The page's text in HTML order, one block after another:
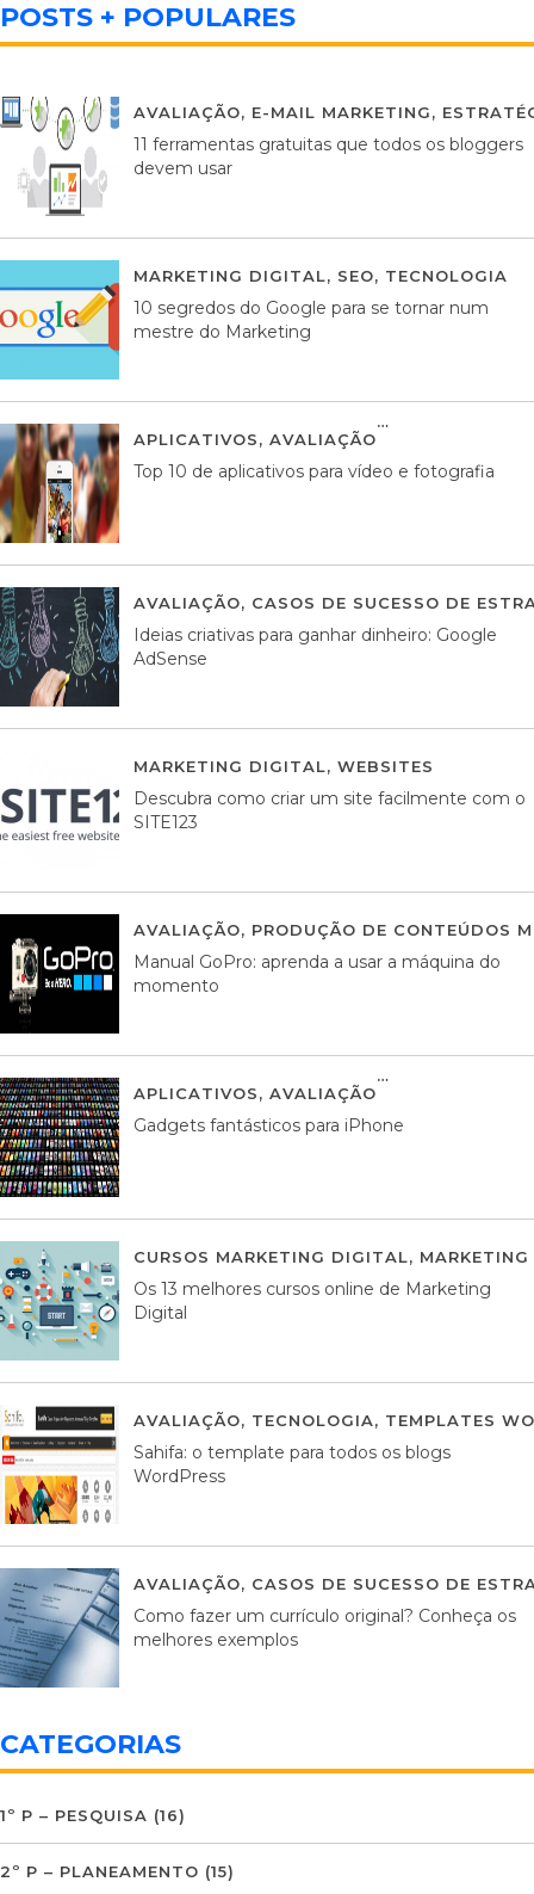
POSTS + POPULARES
AVALIAÇÃO, E-MAIL MARKETING,
11 ferramentas gratuitas que todos os bloggers
devem usar
MARKETING DIGITAL, SEO, TECNOLOGIA
10 segredos do Google para se tornar num
mestre do Marketing
APLICATIVOS, AVALIAÇÃO
Top 10 de aplicativos para vídeo e fotografia
AVALIAÇÃO, CASOS DE SUCESSO DE
Ideias criativas para ganhar dinheiro: Google
AdSense
MARKETING DIGITAL, WEBSITES
Descubra como criar um site facilmente com o
SITE123
AVALIAÇÃO, PRODUÇÃO DE CONTEÚDOS
Manual GoPro: aprenda a usar a máquina do
momento
APLICATIVOS, AVALIAÇÃO
Gadgets fantásticos para iPhone
CURSOS MARKETING DIGITAL,
Os 13 melhores cursos online de Marketing
Digital
AVALIAÇÃO, TECNOLOGIA, TEMPLATES
Sahifa: o template para todos os blogs
WordPress
AVALIAÇÃO, CASOS DE SUCESSO DE
Como fazer um currículo original? Conheça os
melhores exemplos
CATEGORIAS
1º P – PESQUISA (16)
2º P – PLANEAMENTO (15)